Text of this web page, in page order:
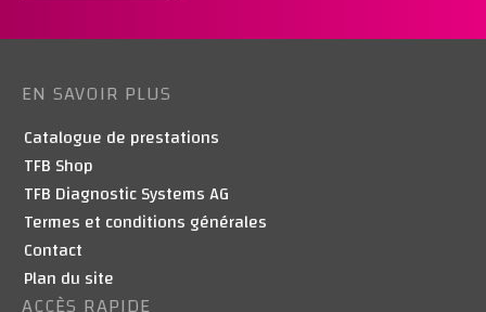
EN SAVOIR PLUS
Catalogue de prestations
TFB Shop
TFB Diagnostic Systems AG
Termes et conditions générales
Contact
Plan du site